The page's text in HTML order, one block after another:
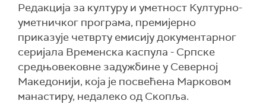
Редакција за културу и уметност Културно-
уметничког програма, премијерно
приказује четврту емисију документарног
серијала Временска каспула - Српске
средњовековне задужбине у Северној
Македонији, која је посвећена Марковом
манастиру, недалеко од Скопља.